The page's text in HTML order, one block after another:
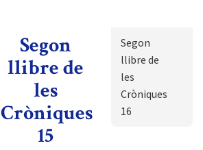
Segon
llibre de
les
Cròniques
15
Segon
llibre de
les
Cròniques
16